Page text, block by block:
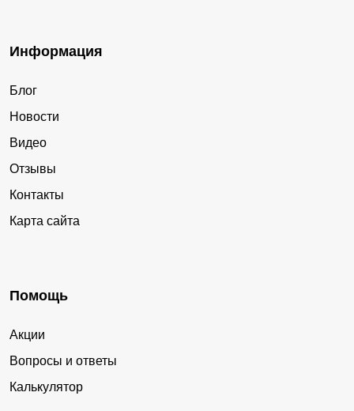
Информация
Блог
Новости
Видео
Отзывы
Контакты
Карта сайта
Помощь
Акции
Вопросы и ответы
Калькулятор